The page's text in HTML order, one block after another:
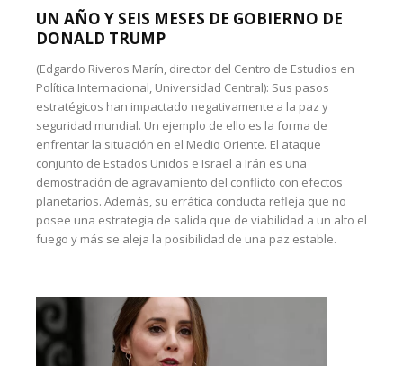
UN AÑO Y SEIS MESES DE GOBIERNO DE
DONALD TRUMP
(Edgardo Riveros Marín, director del Centro de Estudios en
Política Internacional, Universidad Central): Sus pasos
estratégicos han impactado negativamente a la paz y
seguridad mundial. Un ejemplo de ello es la forma de
enfrentar la situación en el Medio Oriente. El ataque
conjunto de Estados Unidos e Israel a Irán es una
demostración de agravamiento del conflicto con efectos
planetarios. Además, su errática conducta refleja que no
posee una estrategia de salida que de viabilidad a un alto el
fuego y más se aleja la posibilidad de una paz estable.